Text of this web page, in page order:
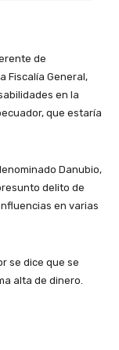
de
Fiscalía General,
en la
que estaría
Danubio,
delito de
en varias
se dice que se
alta de dinero.